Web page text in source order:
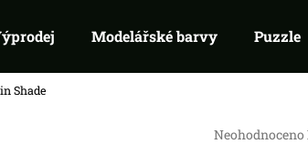
Modelářské barvy Puzzle
Shade
Průměrné
Neohodnoceno
Co potřebujete najít?